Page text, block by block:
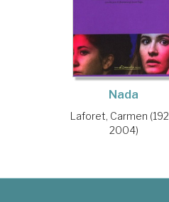
Nada
Laforet, Carmen
2004)